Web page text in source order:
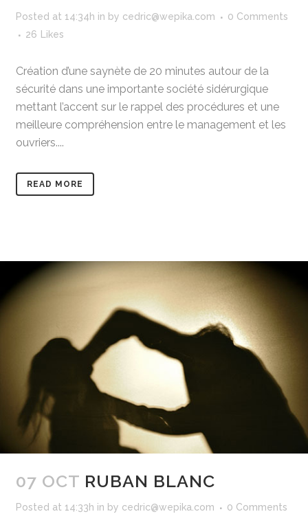
Posted at 14:34h in by cedric@wepika.com
0 Comments
26
Likes
Création d’une saynète de 20 minutes autour de la
sécurité dans une importante société sidérurgique
mettant l’accent sur le rappel des procédures et une
meilleure compréhension entre le management et les
ouvriers....
READ MORE
07 OCT RUBAN BLANC
Posted at 14:33h in by cedric@wepika.com
0 Comments